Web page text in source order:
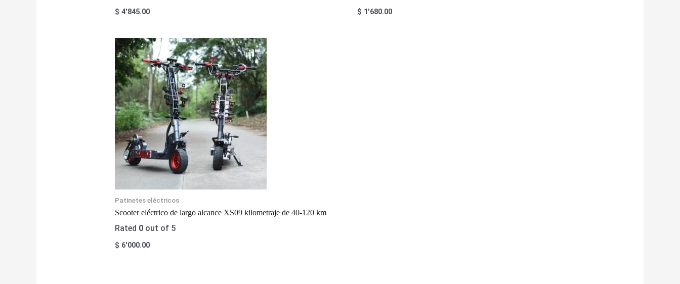
$ 4'845.00 $ 1'680.00
Patinetes eléctricos
Scooter eléctrico de largo alcance XS09 kilometraje de 40-120 km
Rated 0out of 5
$ 6'000.00